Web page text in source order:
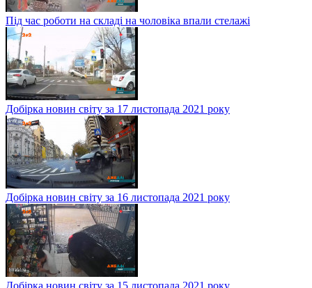
Під час роботи на складі на чоловіка впали стелажі
Добірка новин світу за 17 листопада 2021 року
Добірка новин світу за 16 листопада 2021 року
Добірка новин світу за 15 листопада 2021 року